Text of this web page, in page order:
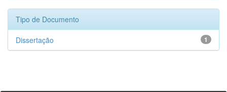
Tipo de Documento
1
Dissertação